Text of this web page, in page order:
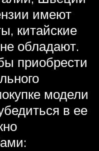
имеют
китайские
обладают.
приобрести
модели
в ее